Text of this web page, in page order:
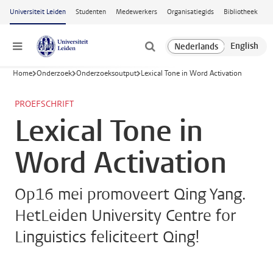
Ga naar hoofdinhoud
Universiteit Leiden Studenten Medewerkers Organisatiegids Bibliotheek
Menu
Home Onderzoek Onderzoeksoutput Lexical Tone in Word Activation
PROEFSCHRIFT
Lexical Tone in
Word Activation
Op16 mei promoveert Qing Yang.
HetLeiden University Centre for
Linguistics feliciteert Qing!